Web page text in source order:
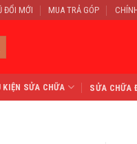
ĐỔI MỚI MUA TRẢ GÓP
KIỆN SỬA CHỮA SỬA CHỮA